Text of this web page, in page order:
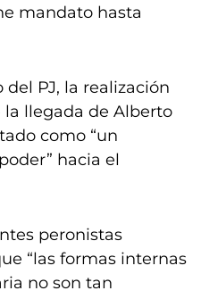
mandato hasta
del PJ, la realización
llegada de Alberto
como “un
hacia el
peronistas
“las formas internas
no son tan